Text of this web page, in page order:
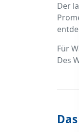
Der
Für
Des